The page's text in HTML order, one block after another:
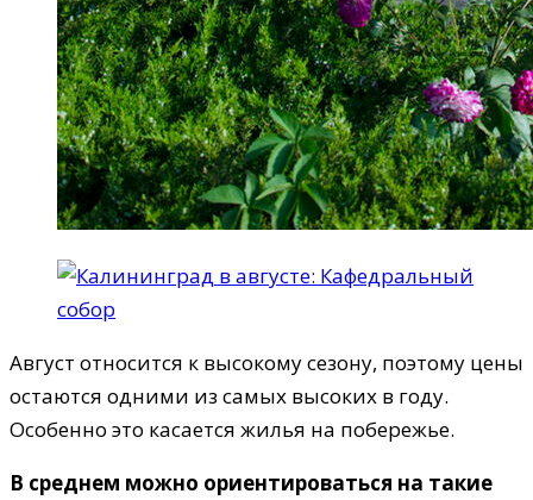
Август относится к высокому сезону, поэтому цены
остаются одними из самых высоких в году.
Особенно это касается жилья на побережье.
В среднем можно ориентироваться на такие